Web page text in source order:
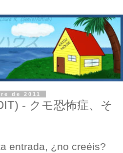
de 2011
- クモ恐怖症、そ
entrada, ¿no creéis?